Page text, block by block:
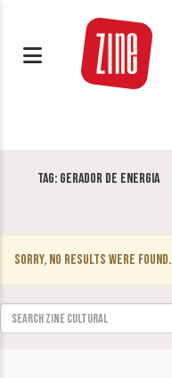
Tag: gerador de energia
Sorry, no results were found.
Search for: